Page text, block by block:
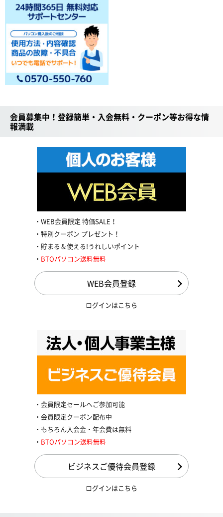
会員募集中！登録簡単・入会無料・クーポン等お得な情
報満載
WEB会員限定 特価SALE！
特別クーポン プレゼント！
貯まる＆使える!うれしいポイント
BTOパソコン送料無料
WEB会員登録
ログインはこちら
会員限定セールへご参加可能
会員限定クーポン配布中
もちろん入会金・年会費は無料
BTOパソコン送料無料
ビジネスご優待会員登録
ログインはこちら